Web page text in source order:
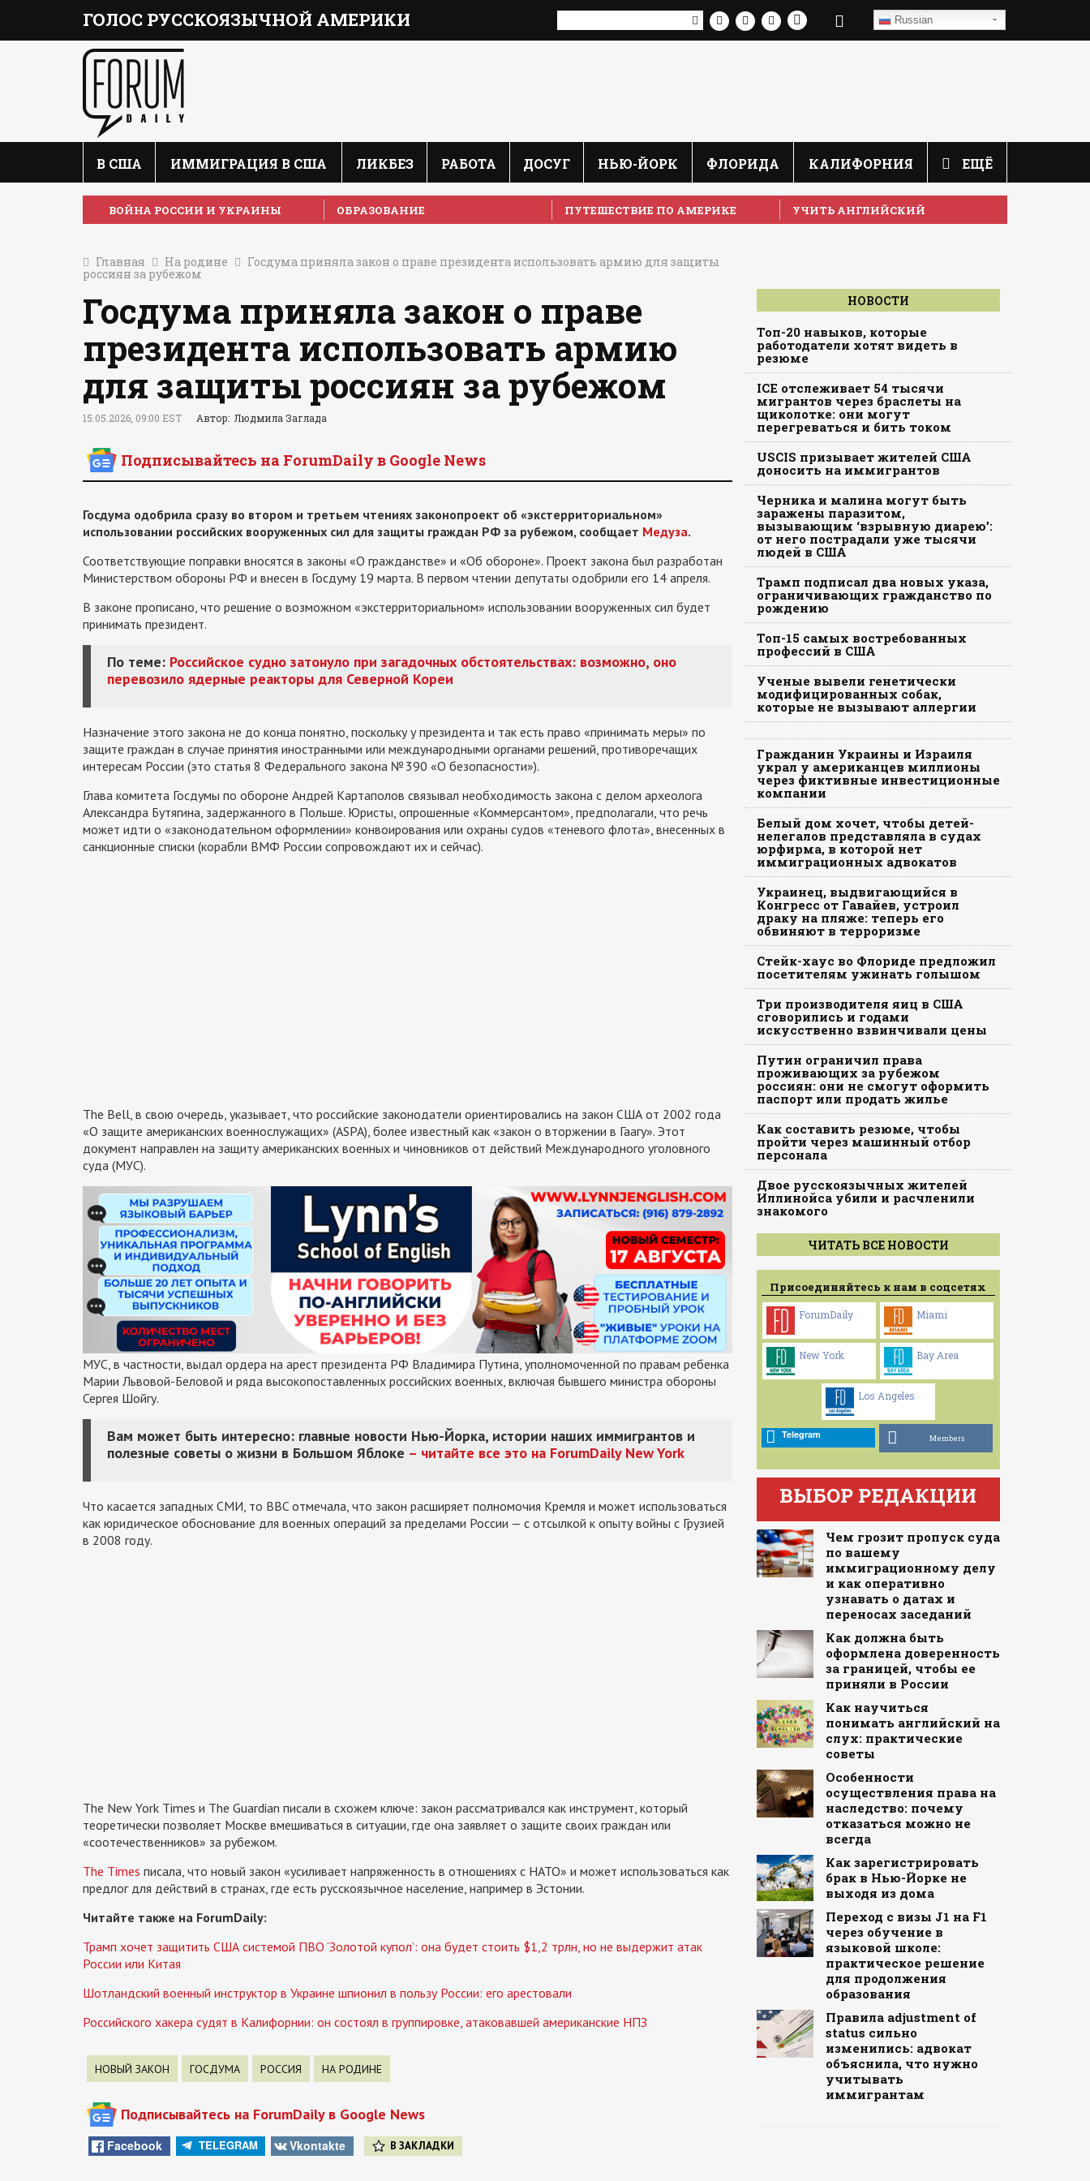
ГОЛОС РУССКОЯЗЫЧНОЙ АМЕРИКИ Russian
В США ИММИГРАЦИЯ В США ЛИКБЕЗ РАБОТА ДОСУГ НЬЮ-ЙОРК ФЛОРИДА КАЛИФОРНИЯ ЕЩЁ
ВОЙНА РОССИИ И УКРАИНЫ ОБРАЗОВАНИЕ ПУТЕШЕСТВИЕ ПО АМЕРИКЕ УЧИТЬ АНГЛИЙСКИЙ
Главная На родине Госдума приняла закон о праве президента использовать армию для защиты
россиян за рубежом
Госдума приняла закон о праве
президента использовать армию
для защиты россиян за рубежом
15.05.2026, 09:00 EST Автор: Людмила Заглада
Подписывайтесь на ForumDaily в Google News
Госдума одобрила сразу во втором и третьем чтениях законопроект об «экстерриториальном»
использовании российских вооруженных сил для защиты граждан РФ за рубежом, сообщает Медуза.
Соответствующие поправки вносятся в законы «О гражданстве» и «Об обороне». Проект закона был разработан
Министерством обороны РФ и внесен в Госдуму 19 марта. В первом чтении депутаты одобрили его 14 апреля.
В законе прописано, что решение о возможном «экстерриториальном» использовании вооруженных сил будет
принимать президент.
По теме: Российское судно затонуло при загадочных обстоятельствах: возможно, оно
перевозило ядерные реакторы для Северной Кореи
Назначение этого закона не до конца понятно, поскольку у президента и так есть право «принимать меры» по
защите граждан в случае принятия иностранными или международными органами решений, противоречащих
интересам России (это статья 8 Федерального закона № 390 «О безопасности»).
Глава комитета Госдумы по обороне Андрей Картаполов связывал необходимость закона с делом археолога
Александра Бутягина, задержанного в Польше. Юристы, опрошенные «Коммерсантом», предполагали, что речь
может идти о «законодательном оформлении» конвоирования или охраны судов «теневого флота», внесенных в
санкционные списки (корабли ВМФ России сопровождают их и сейчас).
The Bell, в свою очередь, указывает, что российские законодатели ориентировались на закон США от 2002 года
«О защите американских военнослужащих» (ASPA), более известный как «закон о вторжении в Гаагу». Этот
документ направлен на защиту американских военных и чиновников от действий Международного уголовного
суда (МУС).
МУС, в частности, выдал ордера на арест президента РФ Владимира Путина, уполномоченной по правам ребенка
Марии Львовой-Беловой и ряда высокопоставленных российских военных, включая бывшего министра обороны
Сергея Шойгу.
Вам может быть интересно: главные новости Нью-Йорка, истории наших иммигрантов и
полезные советы о жизни в Большом Яблоке – читайте все это на ForumDaily New York
Что касается западных СМИ, то BBC отмечала, что закон расширяет полномочия Кремля и может использоваться
как юридическое обоснование для военных операций за пределами России — с отсылкой к опыту войны с Грузией
в 2008 году.
The New York Times и The Guardian писали в схожем ключе: закон рассматривался как инструмент, который
теоретически позволяет Москве вмешиваться в ситуации, где она заявляет о защите своих граждан или
«соотечественников» за рубежом.
The Times писала, что новый закон «усиливает напряженность в отношениях с НАТО» и может использоваться как
предлог для действий в странах, где есть русскоязычное население, например в Эстонии.
Читайте также на ForumDaily:
Трамп хочет защитить США системой ПВО ‘Золотой купол’: она будет стоить $1,2 трлн, но не выдержит атак
России или Китая
Шотландский военный инструктор в Украине шпионил в пользу России: его арестовали
Российского хакера судят в Калифорнии: он состоял в группировке, атаковавшей американские НПЗ
НОВЫЙ ЗАКОН ГОСДУМА РОССИЯ НА РОДИНЕ
Подписывайтесь на ForumDaily в Google News
Facebook TELEGRAM Vkontakte В ЗАКЛАДКИ
НОВОСТИ
Топ-20 навыков, которые
работодатели хотят видеть в
резюме
ICE отслеживает 54 тысячи
мигрантов через браслеты на
щиколотке: они могут
перегреваться и бить током
USCIS призывает жителей США
доносить на иммигрантов
Черника и малина могут быть
заражены паразитом,
вызывающим ‘взрывную диарею’:
от него пострадали уже тысячи
людей в США
Трамп подписал два новых указа,
ограничивающих гражданство по
рождению
Топ-15 самых востребованных
профессий в США
Ученые вывели генетически
модифицированных собак,
которые не вызывают аллергии
Гражданин Украины и Израиля
украл у американцев миллионы
через фиктивные инвестиционные
компании
Белый дом хочет, чтобы детей-
нелегалов представляла в судах
юрфирма, в которой нет
иммиграционных адвокатов
Украинец, выдвигающийся в
Конгресс от Гавайев, устроил
драку на пляже: теперь его
обвиняют в терроризме
Стейк-хаус во Флориде предложил
посетителям ужинать голышом
Три производителя яиц в США
сговорились и годами
искусственно взвинчивали цены
Путин ограничил права
проживающих за рубежом
россиян: они не смогут оформить
паспорт или продать жилье
Как составить резюме, чтобы
пройти через машинный отбор
персонала
Двое русскоязычных жителей
Иллинойса убили и расчленили
знакомого
ЧИТАТЬ ВСЕ НОВОСТИ
Присоединяйтесь к нам в соцсетях
ForumDaily Miami
New York Bay Area
Los Angeles
Telegram Members
ВЫБОР РЕДАКЦИИ
Чем грозит пропуск суда
по вашему
иммиграционному делу
и как оперативно
узнавать о датах и
переносах заседаний
Как должна быть
оформлена доверенность
за границей, чтобы ее
приняли в России
Как научиться
понимать английский на
слух: практические
советы
Особенности
осуществления права на
наследство: почему
отказаться можно не
всегда
Как зарегистрировать
брак в Нью-Йорке не
выходя из дома
Переход с визы J1 на F1
через обучение в
языковой школе:
практическое решение
для продолжения
образования
Правила adjustment of
status сильно
изменились: адвокат
объяснила, что нужно
учитывать
иммигрантам